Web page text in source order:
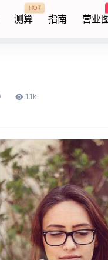
测算
HOT
指南 营业
1.1k